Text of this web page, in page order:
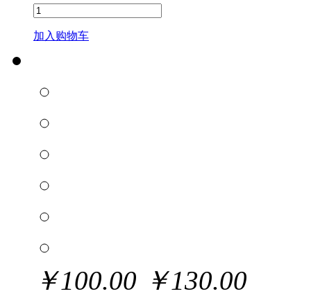
加入购物车
￥100.00 ￥130.00